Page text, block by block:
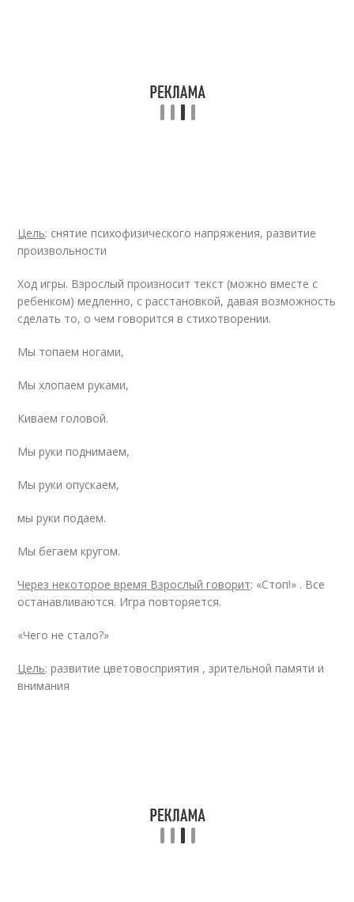
Цель: снятие психофизического напряжения, развитие
произвольности
Ход игры. Взрослый произносит текст (можно вместе с
ребенком) медленно, с расстановкой, давая возможность
сделать то, о чем говорится в стихотворении.
Мы топаем ногами,
Мы хлопаем руками,
Киваем головой.
Мы руки поднимаем,
Мы руки опускаем,
мы руки подаем.
Мы бегаем кругом.
Через некоторое время Взрослый говорит: «Стоп!» . Все
останавливаются. Игра повторяется.
«Чего не стало?»
Цель: развитие цветовосприятия , зрительной памяти и
внимания